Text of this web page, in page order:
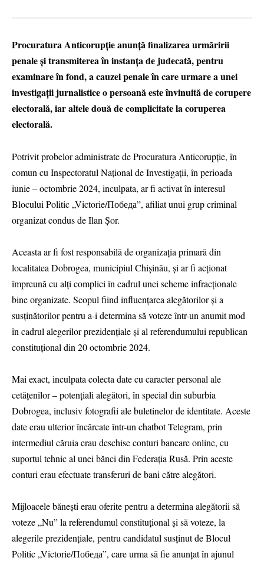
Procuratura Anticorupție anunță finalizarea urmăririi
penale și transmiterea în instanța de judecată, pentru
examinare în fond, a cauzei penale în care urmare a unei
investigații jurnalistice o persoană este învinuită de corupere
electorală, iar altele două de complicitate la coruperea
electorală.
Potrivit probelor administrate de Procuratura Anticorupție, în
comun cu Inspectoratul Național de Investigații, în perioada
iunie – octombrie 2024, inculpata, ar fi activat în interesul
Blocului Politic „Victorie/Победа”, afiliat unui grup criminal
organizat condus de Ilan Șor.
Aceasta ar fi fost responsabilă de organizația primară din
localitatea Dobrogea, municipiul Chișinău, și ar fi acționat
împreună cu alți complici în cadrul unei scheme infracționale
bine organizate. Scopul fiind influențarea alegătorilor și a
susținătorilor pentru a-i determina să voteze într-un anumit mod
în cadrul alegerilor prezidențiale și al referendumului republican
constituțional din 20 octombrie 2024.
Mai exact, inculpata colecta date cu caracter personal ale
cetățenilor – potențiali alegători, în special din suburbia
Dobrogea, inclusiv fotografii ale buletinelor de identitate. Aceste
date erau ulterior încărcate într-un chatbot Telegram, prin
intermediul căruia erau deschise conturi bancare online, cu
suportul tehnic al unei bănci din Federația Rusă. Prin aceste
conturi erau efectuate transferuri de bani către alegători.
Mijloacele bănești erau oferite pentru a determina alegătorii să
voteze „Nu” la referendumul constituțional și să voteze, la
alegerile prezidențiale, pentru candidatul susținut de Blocul
Politic „Victorie/Победа”, care urma să fie anunțat în ajunul